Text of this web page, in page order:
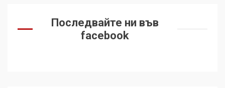
Последвайте ни във
facebook